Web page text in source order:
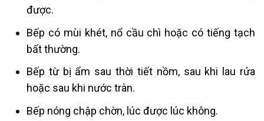
được.
Bếp có mùi khét, nổ cầu chì hoặc có tiếng tạch
bất thường.
Bếp từ bị ẩm sau thời tiết nồm, sau khi lau rửa
hoặc sau khi nước tràn.
Bếp nóng chập chờn, lúc được lúc không.